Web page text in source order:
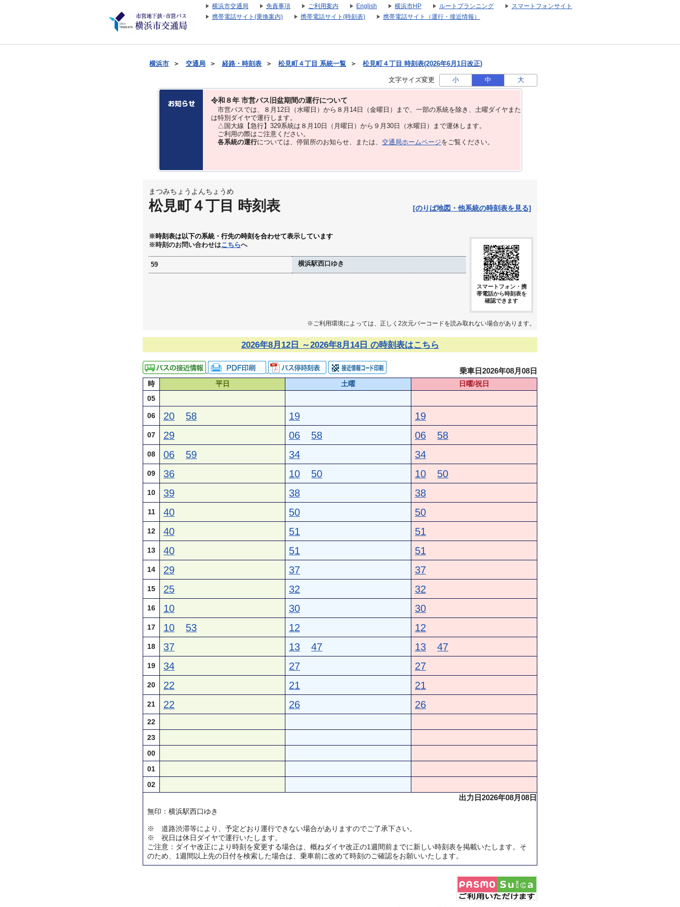
横浜市交通局 免責事項 ご利用案内 English 横浜市HP ルートプランニング
スマートフォンサイト
携帯電話サイト(乗換案内)
携帯電話サイト(時刻表) 携帯電話サイト（運行・接近情報）
横浜市 ＞ 交通局 ＞ 経路・時刻表 ＞ 松見町４丁目 系統一覧 ＞ 松見町４丁目 時刻表(2026年6月1日改正)
文字サイズ変更 小 中 大
令和８年 市営バス旧盆期間の運行について
市営バスでは、８⽉12⽇（水曜日）から８⽉14⽇（金曜日）まで、⼀部の系統を除き、⼟曜ダイヤまた
は特別ダイヤで運⾏します。
△国大線【急行】329系統は８月10日（月曜日）から９月30日（水曜日）まで運休します。
ご利用の際はご注意ください。
各系統の運行については、停留所のお知らせ、または、 交通局ホームページをご覧ください。
まつみちょうよんちょうめ
松見町４丁目 時刻表 [のりば地図・他系統の時刻表を見る]
※時刻表は以下の系統・行先の時刻を合わせて表示しています
※時刻のお問い合わせはこちらへ
59 横浜駅西口ゆき
スマートフォン・携
帯電話から時刻表を
確認できます
※ご利用環境によっては、正しく2次元バーコードを読み取れない場合があります。
2026年8月12日 ～2026年8月14日 の時刻表はこちら
乗車日2026年08月08日
時 平日 土曜
日曜/祝日
05
06 20 58 19 19
07 29 06 58 06 58
08 06 59 34 34
09 36 10 50 10 50
10 39 38 38
11 40 50 50
12 40 51 51
13 40 51 51
14 29 37 37
15 25 32 32
16 10 30 30
17 10 53 12 12
18 37 13 47 13 47
19 34 27 27
20 22 21 21
21 22 26 26
22
23
00
01
02
出力日2026年08月08日
無印：横浜駅西口ゆき
※ 道路渋滞等により、予定どおり運行できない場合がありますのでご了承下さい。
※ 祝日は休日ダイヤで運行いたします。
ご注意：ダイヤ改正により時刻を変更する場合は、概ねダイヤ改正の1週間前までに新しい時刻表を掲載いたします。そ
のため、1週間以上先の日付を検索した場合は、乗車前に改めて時刻のご確認をお願いいたします。